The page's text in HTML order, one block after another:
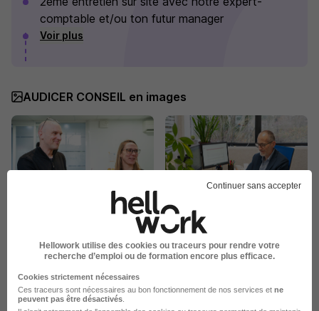
comptable et/ou ton futur manager
Voir plus
AUDICER CONSEIL en images
Continuer sans accepter
Hellowork utilise des cookies ou traceurs pour rendre votre
recherche d’emploi ou de formation encore plus efficace.
Cookies strictement nécessaires
Ces traceurs sont nécessaires au bon fonctionnement de nos services et ne
peuvent pas être désactivés